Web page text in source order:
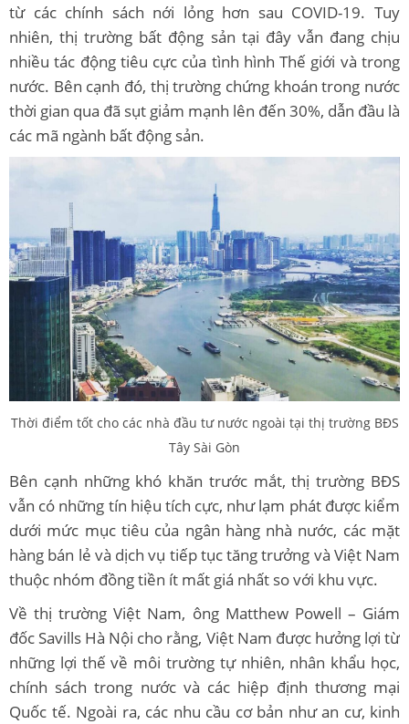
từ các chính sách nới lỏng hơn sau COVID-19. Tuy
nhiên, thị trường bất động sản tại đây vẫn đang chịu
nhiều tác động tiêu cực của tình hình Thế giới và trong
nước. Bên cạnh đó, thị trường chứng khoán trong nước
thời gian qua đã sụt giảm mạnh lên đến 30%, dẫn đầu là
các mã ngành bất động sản.
Thời điểm tốt cho các nhà đầu tư nước ngoài tại thị trường BĐS
Tây Sài Gòn
Bên cạnh những khó khăn trước mắt, thị trường BĐS
vẫn có những tín hiệu tích cực, như lạm phát được kiểm
dưới mức mục tiêu của ngân hàng nhà nước, các mặt
hàng bán lẻ và dịch vụ tiếp tục tăng trưởng và Việt Nam
thuộc nhóm đồng tiền ít mất giá nhất so với khu vực.
Về thị trường Việt Nam, ông Matthew Powell – Giám
đốc Savills Hà Nội cho rằng, Việt Nam được hưởng lợi từ
những lợi thế về môi trường tự nhiên, nhân khẩu học,
chính sách trong nước và các hiệp định thương mại
Quốc tế. Ngoài ra, các nhu cầu cơ bản như an cư, kinh